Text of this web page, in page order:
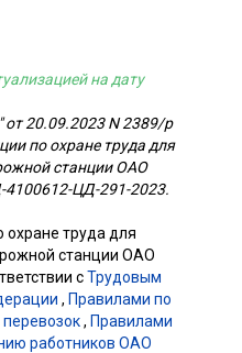
на дату
20.09.2023 N 2389/р
по охране труда для
станции ОАО
ЦД-291-2023.
охране труда для
станции ОАО
сТрудовым
, Правилами по
перевозок, Правилами
работников ОАО